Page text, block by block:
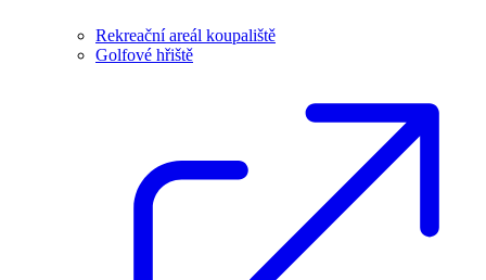
Rekreační areál koupaliště
Golfové hřiště